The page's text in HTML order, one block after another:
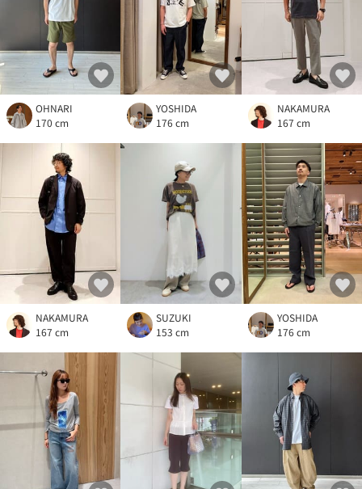
OHNARI
170 cm
YOSHIDA
176 cm
NAKAMURA
167 cm
NAKAMURA
167 cm
SUZUKI
153 cm
YOSHIDA
176 cm